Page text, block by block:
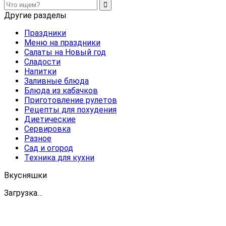
Другие разделы
Праздники
Меню на праздники
Салаты на Новый год
Сладости
Напитки
Заливные блюда
Блюда из кабачков
Приготовление рулетов
Рецепты для похудения
Диетические
Сервировка
Разное
Сад и огород
Техника для кухни
Вкусняшки
Загрузка…